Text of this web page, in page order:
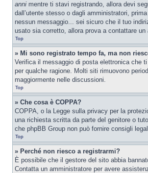
anni mentre ti stavi registrando, allora devi
dall’utente stesso o dagli amministratori,
nessun messaggio... sei sicuro che il tuo
usato sia corretto, allora prova a contattare un
Top
» Mi sono registrato tempo fa, ma non
Verifica il messaggio di posta elettronica che
per qualche ragione. Molti siti rimuovono
maggiormente nelle discussioni.
Top
» Che cosa è COPPA?
COPPA, o la Legge sulla privacy per la
una richiesta scritta da parte del genitore o
che phpBB Group non può fornire consigli
Top
» Perché non riesco a registrarmi?
È possibile che il gestore del sito abbia
Contatta un amministratore per avere